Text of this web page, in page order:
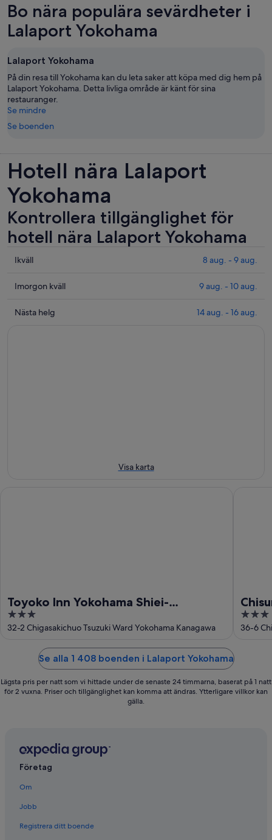
flik
Bo nära populära sevärdheter i
Lalaport Yokohama
Lalaport Yokohama
På din resa till Yokohama kan du leta saker att köpa med dig hem på
Lalaport Yokohama. Detta livliga område är känt för sina
restauranger.
Se mindre
Se boenden
Hotell nära Lalaport
Yokohama
Kontrollera tillgänglighet för
hotell nära Lalaport Yokohama
Se
nära
Yokohama
Ikväll 8 aug. - 9 aug.
Se
nära
Imorgon kväll 9 aug. - 10 aug.
Se
Nästa helg 14 aug. - 16 aug.
Visa karta
Toyoko Inn Yokohama Shiei-
chikatetsu Center Minami-eki
3
out
32-2 Chigasakichuo Tsuzuki Ward Yokohama Kanagawa
3
out
36-6
Se alla 1 408 boenden i Lalaport Yokohama
Lägsta pris per natt som vi hittade under de senaste 24 timmarna, baserat på 1 natt
för 2 vuxna. Priser och tillgänglighet kan komma att ändras. Ytterligare villkor kan
gälla.
Företag
Om
Jobb
Registrera ditt boende